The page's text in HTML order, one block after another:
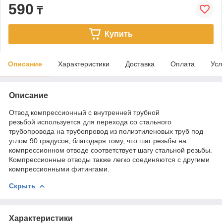
590 ₸
Купить
Описание Характеристики Доставка Оплата
Описание
Отвод компрессионный с внутренней трубной
резьбой используется для перехода со стального
трубопровода на трубопровод из полиэтиленовых труб под
углом 90 градусов, благодаря тому, что шаг резьбы на
компрессионном отводе соответствует шагу стальной резьбы.
Компрессионные отводы также легко соединяются с другими
компрессионными фитингами.
Скрыть
Характеристики